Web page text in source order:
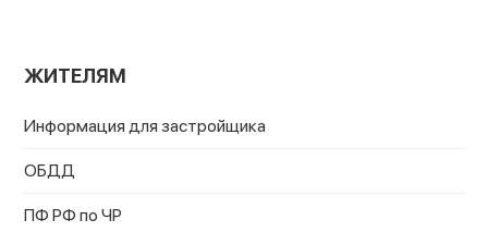
ЖИТЕЛЯМ
Информация для застройщика
ОБДД
ПФ РФ по ЧР